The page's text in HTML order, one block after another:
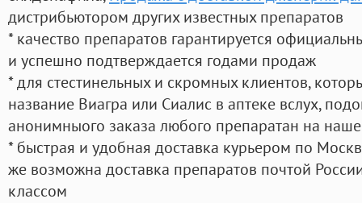
дистрибьютором других известных препаратов
* качество препаратов гарантируется
и успешно подтверждается годами продаж
* для стестинельных и скромных клиентов,
название Виагра или Сиалис в аптеке вслух,
анонимныого заказа любого препаратан на
* быстрая и удобная доставка курьером по
же возможна доставка препаратов почтой
классом